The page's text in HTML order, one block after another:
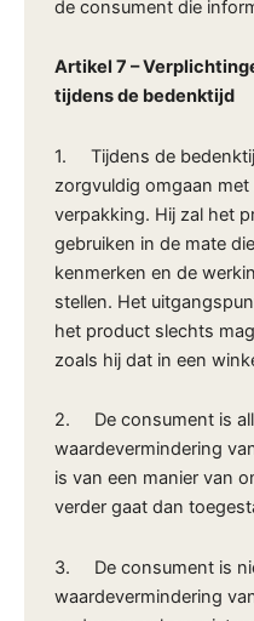
de consument die
Artikel 7 –
tijdens de bedenktijd
1. Tijdens de
zorgvuldig omgaan
verpakking. Hij zal het
gebruiken in de mate
kenmerken en de
stellen. Het
het product slechts
zoals hij dat in een
2. De consument is
waardevermindering
is van een manier van
verder gaat dan
3. De consument is
waardevermindering